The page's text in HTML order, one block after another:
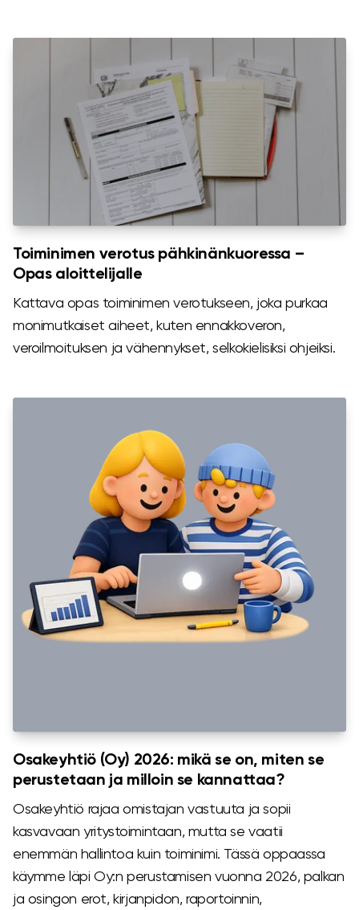
Toiminimen verotus pähkinänkuoressa –
Opas aloittelijalle
Kattava opas toiminimen verotukseen, joka purkaa
monimutkaiset aiheet, kuten ennakkoveron,
veroilmoituksen ja vähennykset, selkokielisiksi ohjeiksi.
Osakeyhtiö (Oy) 2026: mikä se on, miten se
perustetaan ja milloin se kannattaa?
Osakeyhtiö rajaa omistajan vastuuta ja sopii
kasvavaan yritystoimintaan, mutta se vaatii
enemmän hallintoa kuin toiminimi. Tässä oppaassa
käymme läpi Oy:n perustamisen vuonna 2026, palkan
ja osingon erot, kirjanpidon, raportoinnin,